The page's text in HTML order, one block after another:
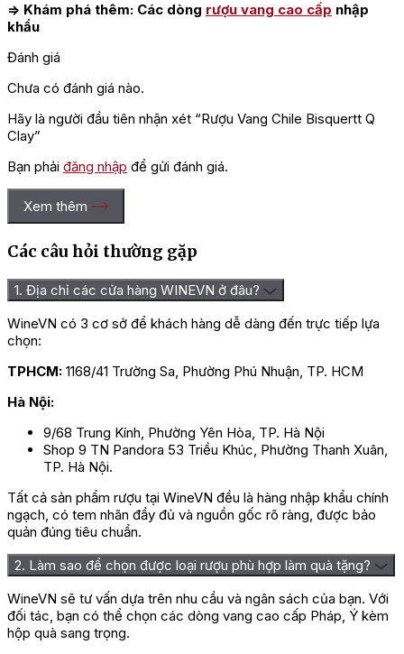
=> Khám phá thêm: Các dòng rượu vang cao cấp nhập
khẩu
Đánh giá
Chưa có đánh giá nào.
Hãy là người đầu tiên nhận xét “Rượu Vang Chile Bisquertt Q
Clay”
Bạn phải đăng nhập để gửi đánh giá.
Xem thêm
Các câu hỏi thường gặp
1. Địa chỉ các cửa hàng WINEVN ở đâu?
WineVN có 3 cơ sở để khách hàng dễ dàng đến trực tiếp lựa
chọn:
TPHCM: 1168/41 Trường Sa, Phường Phú Nhuận, TP. HCM
Hà Nội:
9/68 Trung Kính, Phường Yên Hòa, TP. Hà Nội
Shop 9 TN Pandora 53 Triều Khúc, Phường Thanh Xuân,
TP. Hà Nội.
Tất cả sản phẩm rượu tại WineVN đều là hàng nhập khẩu chính
ngạch, có tem nhãn đầy đủ và nguồn gốc rõ ràng, được bảo
quản đúng tiêu chuẩn.
2. Làm sao để chọn được loại rượu phù hợp làm quà tặng?
WineVN sẽ tư vấn dựa trên nhu cầu và ngân sách của bạn. Với
đối tác, bạn có thể chọn các dòng vang cao cấp Pháp, Ý kèm
hộp quà sang trọng.